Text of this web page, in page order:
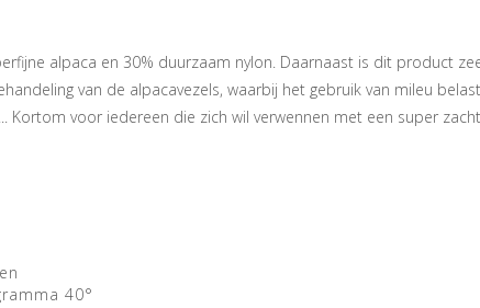
alpaca en 30% duurzaam nylon. Daarnaast is dit product
van de alpacavezels, waarbij het gebruik van mileu
voor iedereen die zich wil verwennen met een super zacht
40°